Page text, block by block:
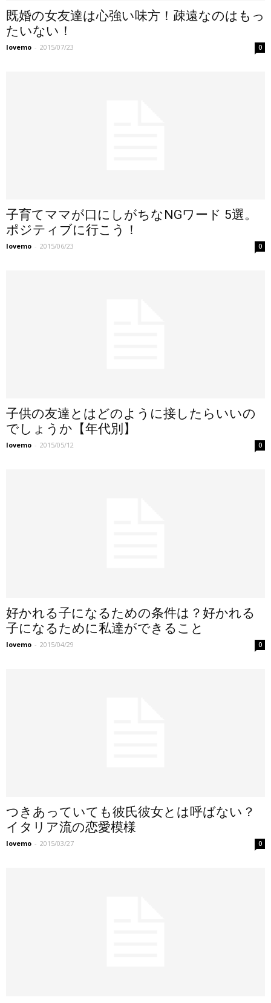
既婚の女友達は心強い味方！疎遠なのはもっ
たいない！
lovemo - 2015/07/23 0
子育てママが口にしがちなNGワード 5選。
ポジティブに行こう！
lovemo - 2015/06/23 0
子供の友達とはどのように接したらいいの
でしょうか【年代別】
lovemo - 2015/05/12 0
好かれる子になるための条件は？好かれる
子になるために私達ができること
lovemo - 2015/04/29 0
つきあっていても彼氏彼女とは呼ばない？
イタリア流の恋愛模様
lovemo - 2015/03/27 0